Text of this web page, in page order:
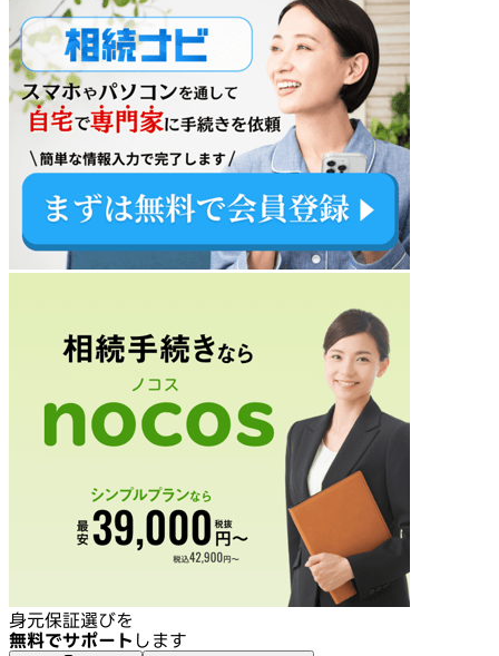
身元保証選びを
無料でサポート します